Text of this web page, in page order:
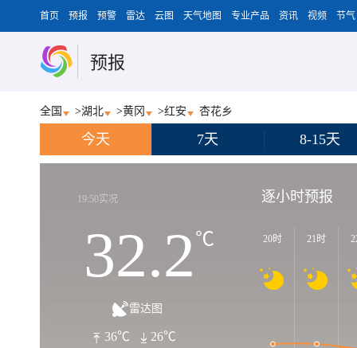
首页 预报 预警 雷达 云图 天气地图 专业产品 资讯 视频 节气
预报
全国 >湖北 >黄冈 >红安 杏花乡
今天 7天 8-15天
19:50实况
32.2℃
雷达图
36℃ 26℃
逐小时预报
20时 21时